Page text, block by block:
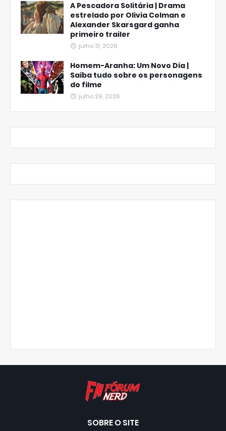
A Pescadora Solitária | Drama
estrelado por Olivia Colman e
Alexander Skarsgard ganha
primeiro trailer
julho 31, 2026
Homem-Aranha: Um Novo Dia |
Saiba tudo sobre os personagens
do filme
julho 29, 2026
SOBRE O SITE